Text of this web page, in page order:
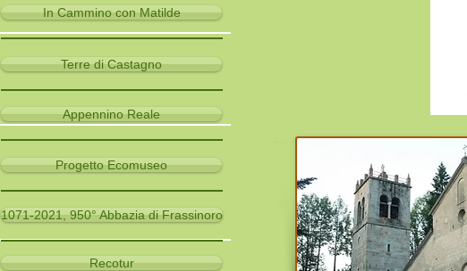
In Cammino con Matilde
Terre di Castagno
Appennino Reale
Progetto Ecomuseo
1071-2021, 950° Abbazia di Frassinoro
Recotur